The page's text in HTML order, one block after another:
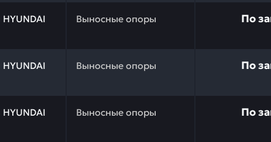
Выносные опоры
подбор. Нога (опора), сварная HYUNDAI 51Q6-
По
Выносные опоры
подбор. Нога (опора), сварная HYUNDAI 51Q6-
По
Выносные опоры
подбор. Нога (опора), сварная HYUNDAI 51Q6-
По